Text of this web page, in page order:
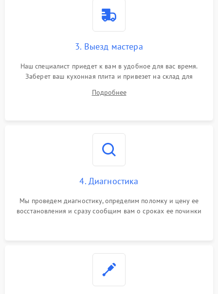
3. Выезд мастера
Наш специалист приедет к вам в удобное для вас время.
Заберет ваш кухонная плита и привезет на склад для
Подробнее
4. Диагностика
Мы проведем диагностику, определим поломку и цену ее
восстановления и сразу сообщим вам о сроках ее починки